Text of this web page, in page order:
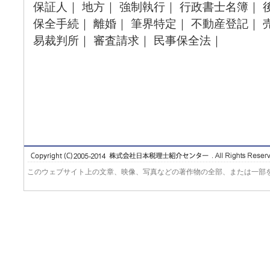
保証人｜ 地方｜ 強制執行｜ 行政書士名簿｜
保全手続｜ 離婚｜ 筆界特定｜ 不動産登記｜
易裁判所｜ 審査請求｜ 民事保全法｜
このウェブサイト上の文章、映像、写真などの著作物の全部、または一